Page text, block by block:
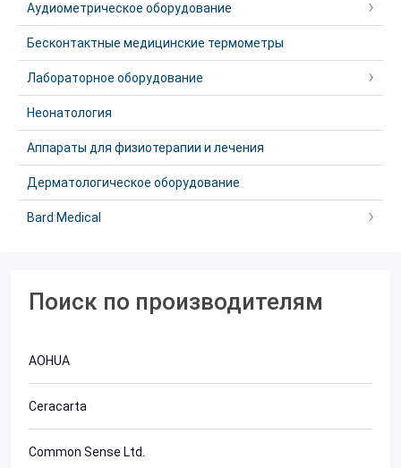
Аудиометрическое оборудование
Бесконтактные медицинские термометры
Лабораторное оборудование
Неонатология
Аппараты для физиотерапии и лечения
Дерматологическое оборудование
Bard Medical
Поиск по производителям
AOHUA
Ceracarta
Common Sense Ltd.